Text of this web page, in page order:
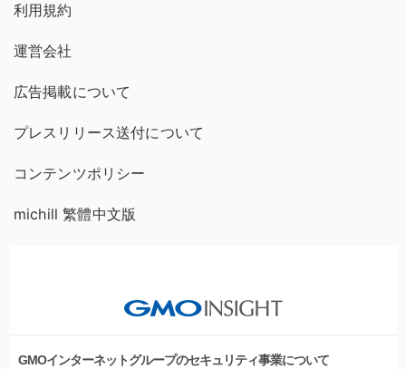
利用規約
運営会社
広告掲載について
プレスリリース送付について
コンテンツポリシー
michill 繁體中文版
GMOインターネットグループのセキュリティ事業について